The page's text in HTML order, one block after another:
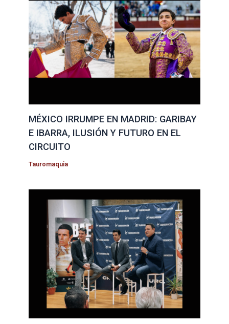
MÉXICO IRRUMPE EN MADRID: GARIBAY
E IBARRA, ILUSIÓN Y FUTURO EN EL
CIRCUITO
Tauromaquia